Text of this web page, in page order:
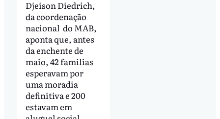
Djeison Diedrich,
da coordenação
nacional do MAB,
aponta que, antes
da enchente de
maio, 42 famílias
esperavam por
uma moradia
definitiva e 200
estavam em